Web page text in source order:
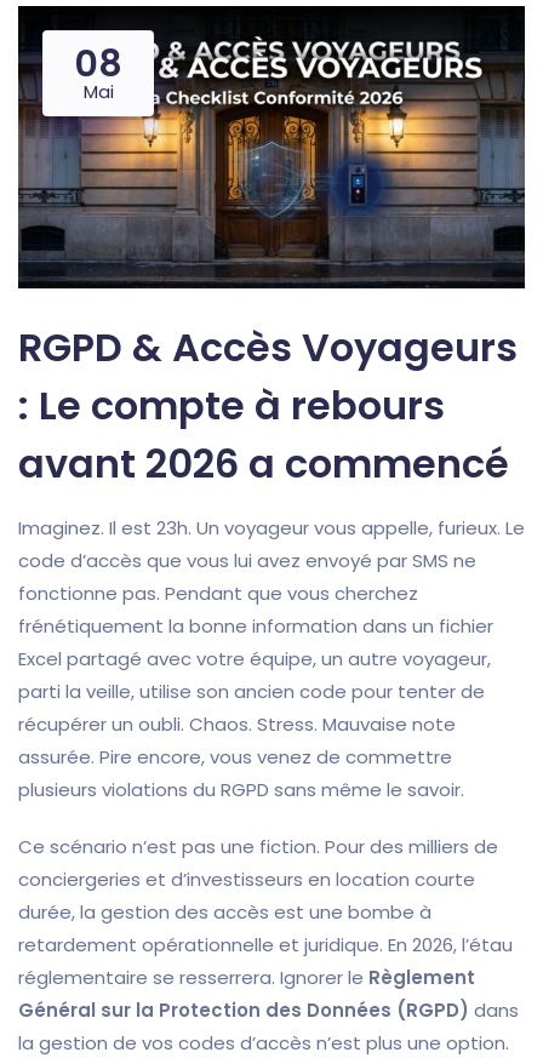
08
Mai
RGPD & Accès Voyageurs
: Le compte à rebours
avant 2026 a commencé
Imaginez. Il est 23h. Un voyageur vous appelle, furieux. Le
code d’accès que vous lui avez envoyé par SMS ne
fonctionne pas. Pendant que vous cherchez
frénétiquement la bonne information dans un fichier
Excel partagé avec votre équipe, un autre voyageur,
parti la veille, utilise son ancien code pour tenter de
récupérer un oubli. Chaos. Stress. Mauvaise note
assurée. Pire encore, vous venez de commettre
plusieurs violations du RGPD sans même le savoir.
Ce scénario n’est pas une fiction. Pour des milliers de
conciergeries et d’investisseurs en location courte
durée, la gestion des accès est une bombe à
retardement opérationnelle et juridique. En 2026, l’étau
réglementaire se resserrera. Ignorer le Règlement
Général sur la Protection des Données (RGPD) dans
la gestion de vos codes d’accès n’est plus une option.